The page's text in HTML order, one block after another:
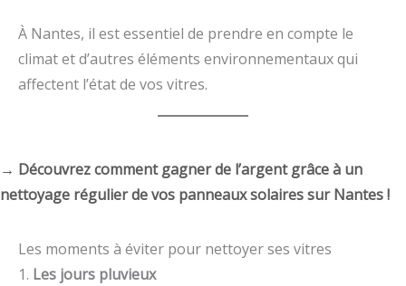
À Nantes, il est essentiel de prendre en compte le
climat et d’autres éléments environnementaux qui
affectent l’état de vos vitres.
→ Découvrez comment gagner de l’argent grâce à un
nettoyage régulier de vos panneaux solaires sur Nantes !
Les moments à éviter pour nettoyer ses vitres
1. Les jours pluvieux